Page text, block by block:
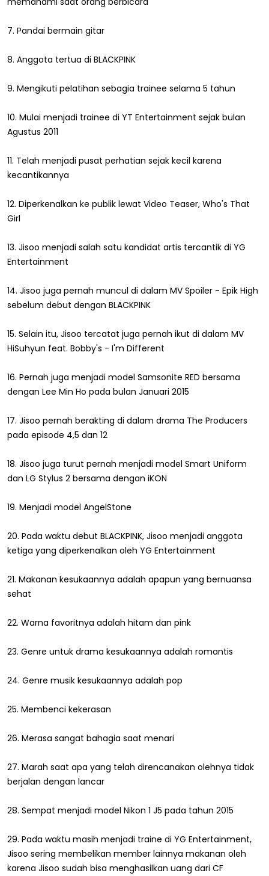
7. Pandai bermain gitar
8. Anggota tertua di BLACKPINK
9. Mengikuti pelatihan sebagia trainee selama 5 tahun
10. Mulai menjadi trainee di YT Entertainment sejak bulan
Agustus 2011
11. Telah menjadi pusat perhatian sejak kecil karena
kecantikannya
12. Diperkenalkan ke publik lewat Video Teaser, Who's That
Girl
13. Jisoo menjadi salah satu kandidat artis tercantik di YG
Entertainment
14. Jisoo juga pernah muncul di dalam MV Spoiler - Epik High
sebelum debut dengan BLACKPINK
15. Selain itu, Jisoo tercatat juga pernah ikut di dalam MV
HiSuhyun feat. Bobby's - I'm Different
16. Pernah juga menjadi model Samsonite RED bersama
dengan Lee Min Ho pada bulan Januari 2015
17. Jisoo pernah berakting di dalam drama The Producers
pada episode 4,5 dan 12
18. Jisoo juga turut pernah menjadi model Smart Uniform
dan LG Stylus 2 bersama dengan iKON
19. Menjadi model AngelStone
20. Pada waktu debut BLACKPINK, Jisoo menjadi anggota
ketiga yang diperkenalkan oleh YG Entertainment
21. Makanan kesukaannya adalah apapun yang bernuansa
sehat
22. Warna favoritnya adalah hitam dan pink
23. Genre untuk drama kesukaannya adalah romantis
24. Genre musik kesukaannya adalah pop
25. Membenci kekerasan
26. Merasa sangat bahagia saat menari
27. Marah saat apa yang telah direncanakan olehnya tidak
berjalan dengan lancar
28. Sempat menjadi model Nikon 1 J5 pada tahun 2015
29. Pada waktu masih menjadi traine di YG Entertainment,
Jisoo sering membelikan member lainnya makanan oleh
karena Jisoo sudah bisa menghasilkan uang dari CF